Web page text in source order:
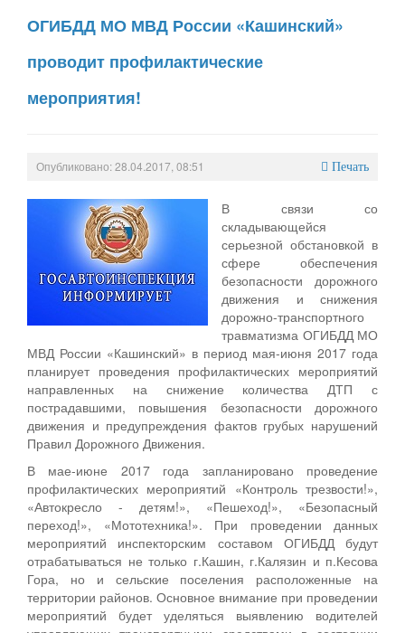
ОГИБДД МО МВД России «Кашинский»
проводит профилактические
мероприятия!
Опубликовано: 28.04.2017, 08:51 Печать
В связи со
складывающейся
серьезной обстановкой в
сфере обеспечения
безопасности дорожного
движения и снижения
дорожно-транспортного
травматизма ОГИБДД МО
МВД России «Кашинский» в период мая-июня 2017 года
планирует проведения профилактических мероприятий
направленных на снижение количества ДТП с
пострадавшими, повышения безопасности дорожного
движения и предупреждения фактов грубых нарушений
Правил Дорожного Движения.
В мае-июне 2017 года запланировано проведение
профилактических мероприятий «Контроль трезвости!»,
«Автокресло - детям!», «Пешеход!», «Безопасный
переход!», «Мототехника!». При проведении данных
мероприятий инспекторским составом ОГИБДД будут
отрабатываться не только г.Кашин, г.Калязин и п.Кесова
Гора, но и сельские поселения расположенные на
территории районов. Основное внимание при проведении
мероприятий будет уделяться выявлению водителей